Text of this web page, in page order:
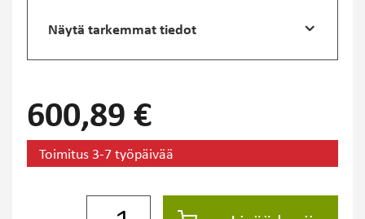
Näytä tarkemmat tiedot
600,89 €
Toimitus 3-7 työpäivää